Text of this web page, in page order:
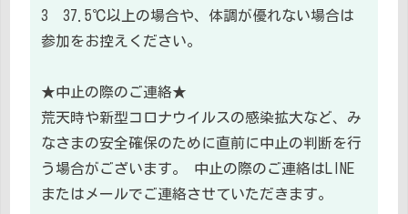
3 37.5℃以上の場合や、体調が優れない場合は
参加をお控えください。
★中止の際のご連絡★
荒天時や新型コロナウイルスの感染拡大など、み
なさまの安全確保のために直前に中止の判断を行
う場合がございます。 中止の際のご連絡はLINE
またはメールでご連絡させていただきます。